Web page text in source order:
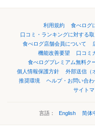
利用規約 食べログ
口コミ・ランキングに対する
食べログ店舗会員について
機能改善要望
口コミ
食べログプレミアム無料ク
個人情報保護方針
外部送信（
推奨環境
ヘルプ・お問い合わ
サイト
言語： English 简体